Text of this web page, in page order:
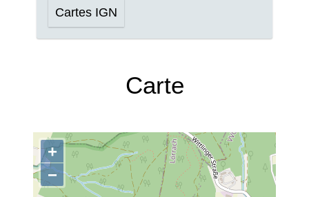
Cartes IGN
Carte
+
−